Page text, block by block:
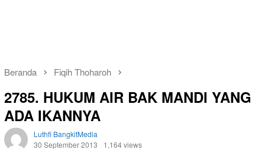
Beranda Fiqih Thoharoh
2785. HUKUM AIR BAK MANDI YANG
ADA IKANNYA
Luthfi BangkitMedia
30 September 2013
1,164 views